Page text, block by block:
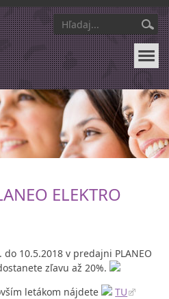
ELEKTRO
10.5.2018 v predajni PLANEO
zľavu až 20%.
letákom nájdete
TU